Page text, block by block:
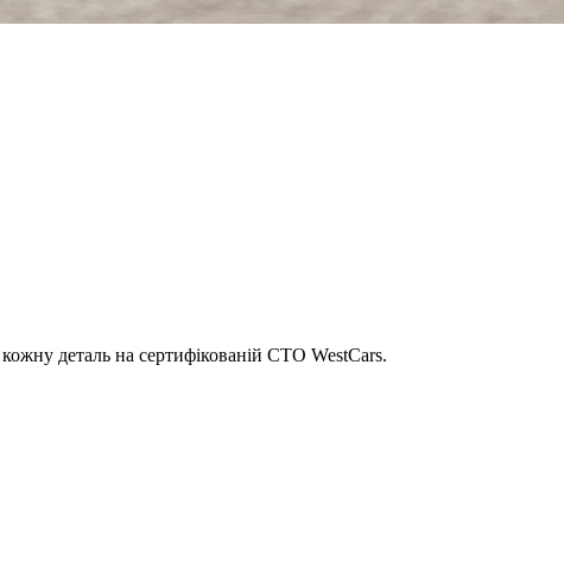
деталь на сертифікованій СТО WestCars.